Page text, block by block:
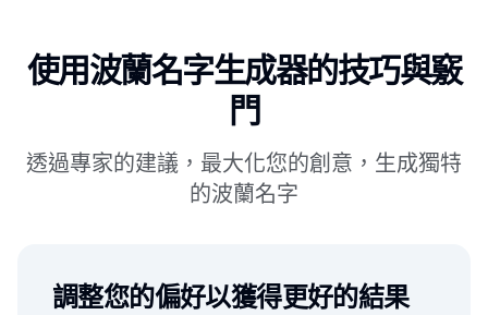
使用波蘭名字生成器的技巧與竅
門
透過專家的建議，最大化您的創意，生成獨特
的波蘭名字
調整您的偏好以獲得更好的結果